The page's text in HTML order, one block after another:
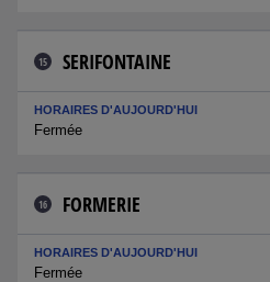
15 SERIFONTAINE
HORAIRES D'AUJOURD'HUI
Fermée
16 FORMERIE
HORAIRES D'AUJOURD'HUI
Fermée